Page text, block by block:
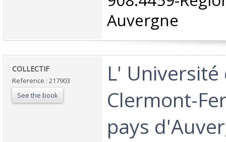
Auvergne‎
‎COLLECTIF ‎
Reference : 217903
See the book
‎L' Université
Clermont-
pays